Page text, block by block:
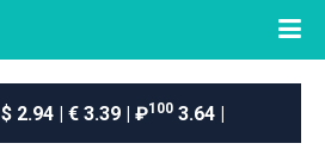
$ 2.94 | € 3.39 | ₽100 3.64 |